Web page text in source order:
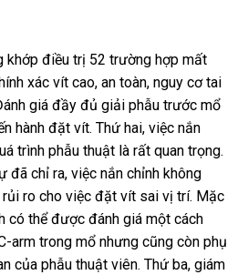
khớp điều trị 52 trường hợp mất
xác vít cao, an toàn, nguy cơ tai
giá đầy đủ giải phẫu trước mổ
hành đặt vít. Thứ hai, việc nắn
trình phẫu thuật là rất quan trọng.
đã chỉ ra, việc nắn chỉnh không
ro cho việc đặt vít sai vị trí. Mặc
có thể được đánh giá một cách
arm trong mổ nhưng cũng còn phụ
của phẫu thuật viên. Thứ ba, giám